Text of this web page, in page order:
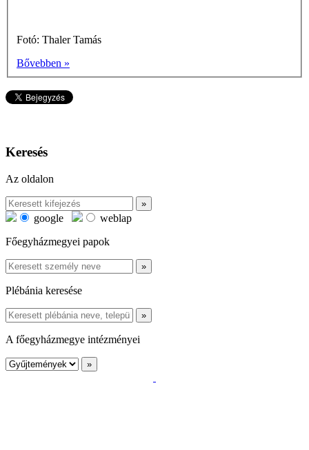
Fotó: Thaler Tamás
Bővebben »
Keresés
Az oldalon
google
weblap
Főegyházmegyei papok
Plébánia keresése
A főegyházmegye intézményei